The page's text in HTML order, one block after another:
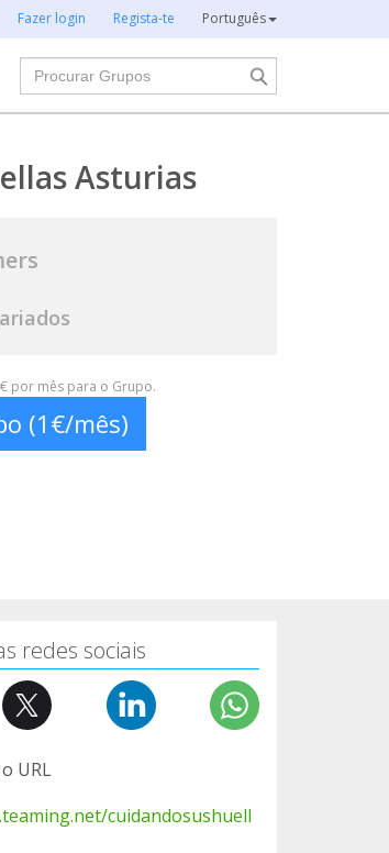
Fazer login Regista-te Português
Procurar
Asturias
por mês para o Grupo.
(1€/mês)
redes sociais
URL
cuidandosushuell